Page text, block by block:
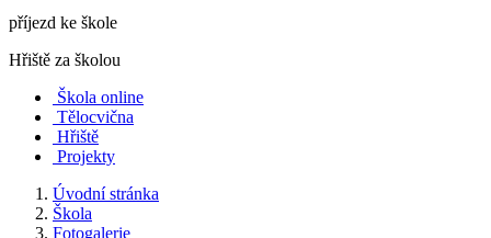
příjezd ke škole
Hřiště za školou
Škola online
Tělocvična
Hřiště
Projekty
Úvodní stránka
Škola
Fotogalerie